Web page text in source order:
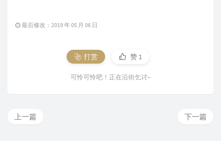
最后修改：2019 年 05 月 06 日
打赏 赞 1
可怜可怜吧！正在沿街乞讨~
下一篇
上一篇